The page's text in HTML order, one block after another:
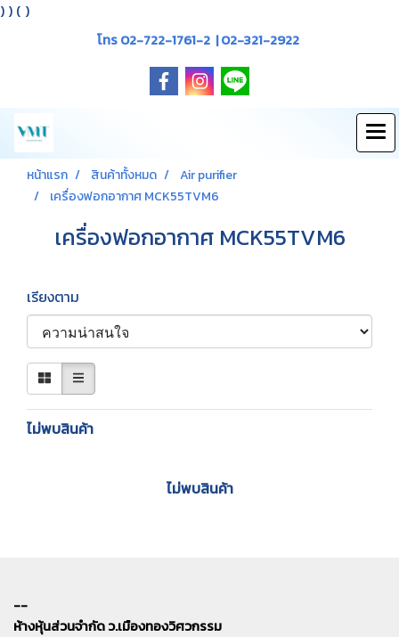
) ) ( )
โทร 02-722-1761-2 | 02-321-2922
หน้าแรก สินค้าทั้งหมด
Air purifier
เครื่องฟอกอากาศ MCK55TVM6
เครื่องฟอกอากาศ MCK55TVM6
เรียงตาม
ไม่พบสินค้า
ไม่พบสินค้า
--
ห้างหุ้นส่วนจำกัด ว.เมืองทองวิศวกรรม